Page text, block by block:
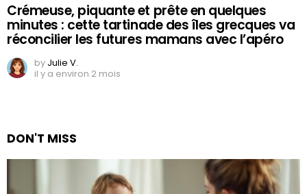
Crémeuse, piquante et prête en quelques
minutes : cette tartinade des îles grecques va
réconcilier les futures mamans avec l’apéro
by Julie V.
il y a environ 2 mois
DON'T MISS